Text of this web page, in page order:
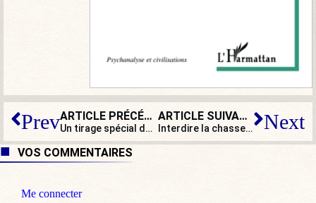
Prev ARTICLE PRÉCÉDENT
Un tirage spécial du Loto pour notre patrimoine : bravo !
ARTICLE SUIVANT
Interdire la chasse le dimanche : quelle idée ! Next
VOS COMMENTAIRES
Me connecter